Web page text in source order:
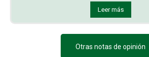
Leer más
Otras notas de opinión